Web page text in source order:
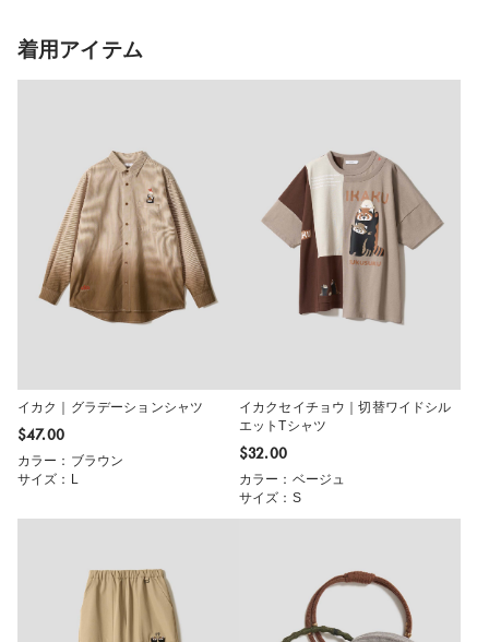
着用アイテム
イカク｜グラデーションシャツ
$‌47.00
カラー：ブラウン
サイズ：L
イカクセイチョウ｜切替ワイドシル
エットTシャツ
$‌32.00
カラー：ベージュ
サイズ：S